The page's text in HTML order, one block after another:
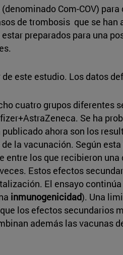
Com-COV)
de trombosis que se
preparados para una
este estudio. Los datos
cuatro grupos diferentes
Se ha
ahora son los
la vacunación. Según
los que recibieron
Estos efectos
El ensayo
inmunogenicidad). Una
los efectos secundarios
además las vacunas